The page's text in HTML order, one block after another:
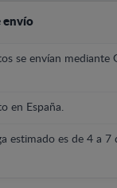
envío
se envían mediante
en España.
estimado es de 4 a 7